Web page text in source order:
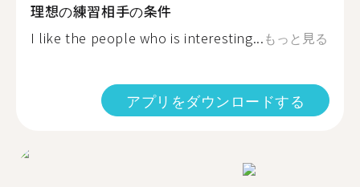
理想の練習相手の条件
I like the people who is interesting...もっと見る
アプリをダウンロードする